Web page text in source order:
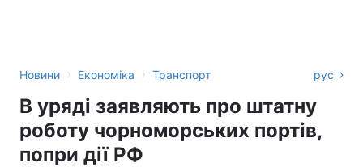
Новини › Економіка › Транспорт рус
В уряді заявляють про штатну
роботу чорноморських портів,
попри дії РФ